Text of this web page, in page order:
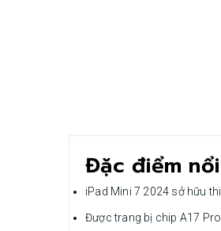
Đặc điểm
iPad Mini 7 2024 sở hữu
Được trang bị chip A17